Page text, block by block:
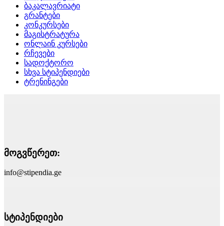
ბაკალავრიატი
გრანტები
კონკურსები
მაგისტრატურა
ონლაინ კურსები
რჩევები
სადოქტორო
სხვა სტიპენდიები
ტრენინგები
მოგვწერეთ:
info@stipendia.ge
სტიპენდიები